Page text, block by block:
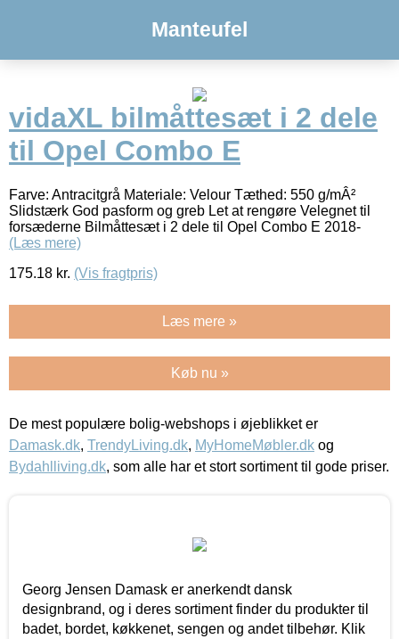
Manteufel
vidaXL bilmåttesæt i 2 dele
til Opel Combo E
Farve: Antracitgrå Materiale: Velour Tæthed: 550 g/mÂ²
Slidstærk God pasform og greb Let at rengøre Velegnet til
forsæderne Bilmåttesæt i 2 dele til Opel Combo E 2018-
(Læs mere)
175.18 kr. (Vis fragtpris)
Læs mere »
Køb nu »
De mest populære bolig-webshops i øjeblikket er
Damask.dk, TrendyLiving.dk, MyHomeMøbler.dk og
Bydahlliving.dk, som alle har et stort sortiment til gode priser.
Georg Jensen Damask er anerkendt dansk
designbrand, og i deres sortiment finder du produkter til
badet, bordet, køkkenet, sengen og andet tilbehør. Klik